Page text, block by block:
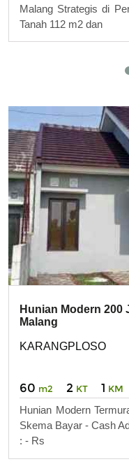
Malang Strategis di
Tanah 112 m2 dan
Hunian Modern
Malang
KARANGPLOSO
60 m2 2 KT 1 KM
Hunian Modern
Skema Bayar - Cash
: - Rs